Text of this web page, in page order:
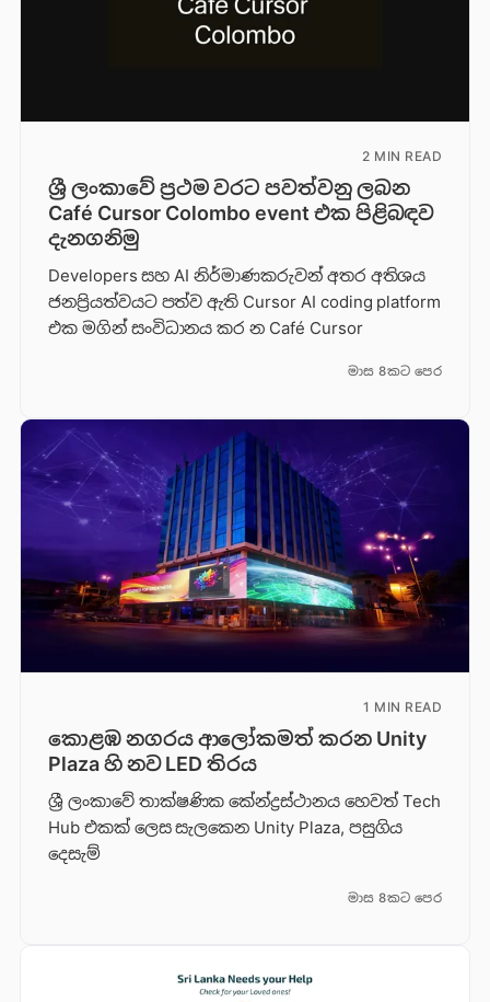
2 MIN READ
ශ්‍රී ලංකාවේ ප්‍රථම වරට පවත්වනු ලබන
Café Cursor Colombo event එක පිළිබඳව
දැනගනිමු
Developers සහ AI නිර්මාණකරුවන් අතර අතිශය
ජනප්‍රියත්වයට පත්ව ඇති Cursor AI coding platform
එක මගින් සංවිධානය කර න Café Cursor
මාස 8කට පෙර
1 MIN READ
කොළඹ නගරය ආලෝකමත් කරන Unity
Plaza හි නව LED තිරය
ශ්‍රී ලංකාවේ තාක්ෂණික කේන්ද්‍රස්ථානය හෙවත් Tech
Hub එකක් ලෙස සැලකෙන Unity Plaza, පසුගිය
දෙසැම්
මාස 8කට පෙර